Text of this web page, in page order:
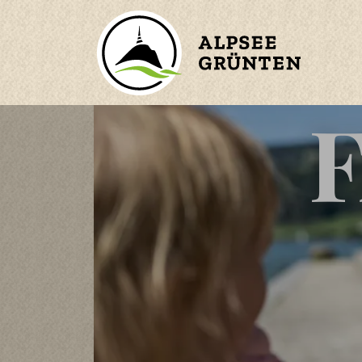
BERGE
WASSER
KINDER
ZURÜCK ZUM HAUPTMENÜ
KINDER